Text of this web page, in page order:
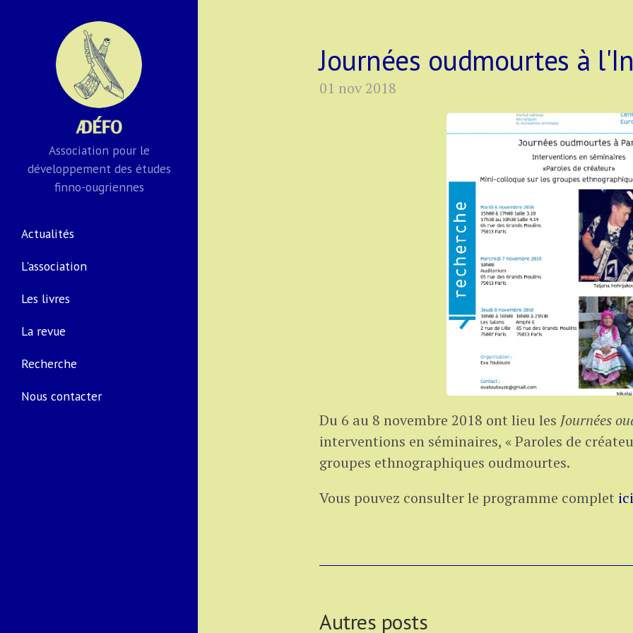
Association pour le
développement des études
finno-ougriennes
Actualités
L'association
Les livres
La revue
Recherche
Nous contacter
Journées oudmourtes à
01 nov 2018
Du 6 au 8 novembre 2018 ont lieu les Journées
interventions en séminaires, « Paroles de
groupes ethnographiques oudmourtes.
Vous pouvez consulter le programme complet ici
Autres posts